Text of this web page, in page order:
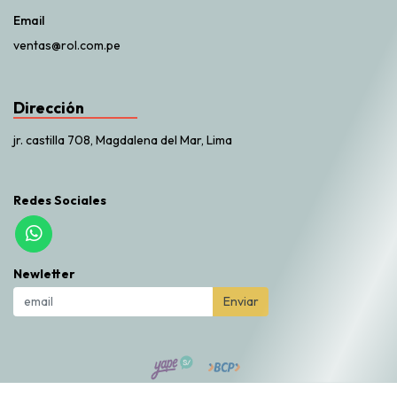
Email
ventas@rol.com.pe
Dirección
jr. castilla 708, Magdalena del Mar, Lima
Redes Sociales
Newletter
Enviar